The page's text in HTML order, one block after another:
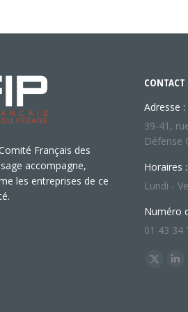
Français des
accompagne,
les entreprises de ce
CONTACT
Adresse :
39-41,
Défense
Horaires :
Lundi -
Numéro
01 43 34
Trouvez
X